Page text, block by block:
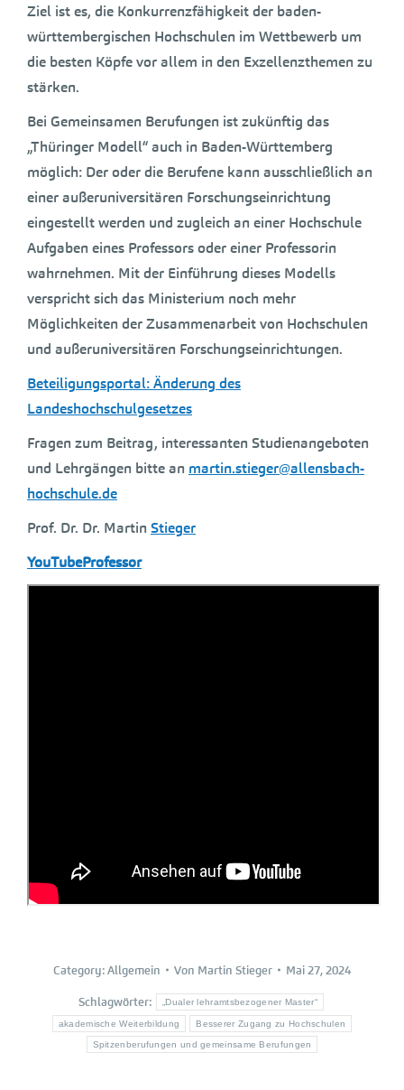
Ziel ist es, die Konkurrenzfähigkeit der baden-
württembergischen Hochschulen im Wettbewerb um
die besten Köpfe vor allem in den Exzellenzthemen zu
stärken.
Bei Gemeinsamen Berufungen ist zukünftig das
„Thüringer Modell“ auch in Baden-Württemberg
möglich: Der oder die Berufene kann ausschließlich an
einer außeruniversitären Forschungseinrichtung
eingestellt werden und zugleich an einer Hochschule
Aufgaben eines Professors oder einer Professorin
wahrnehmen. Mit der Einführung dieses Modells
verspricht sich das Ministerium noch mehr
Möglichkeiten der Zusammenarbeit von Hochschulen
und außeruniversitären Forschungseinrichtungen.
Beteiligungsportal: Änderung des
Landeshochschulgesetzes
Fragen zum Beitrag, interessanten Studienangeboten
und Lehrgängen bitte an martin.stieger@allensbach-
hochschule.de
Prof. Dr. Dr. Martin Stieger
YouTubeProfessor
Category:Allgemein Von Martin Stieger Mai 27, 2024
Schlagwörter: „Dualer lehramtsbezogener Master“
akademische Weiterbildung Besserer Zugang zu Hochschulen
Spitzenberufungen und gemeinsame Berufungen